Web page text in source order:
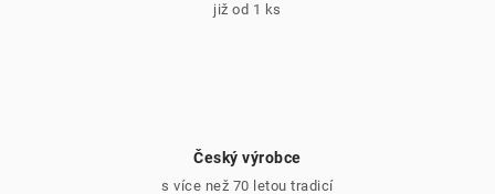
již od 1 ks
Český výrobce
s více než 70 letou tradicí